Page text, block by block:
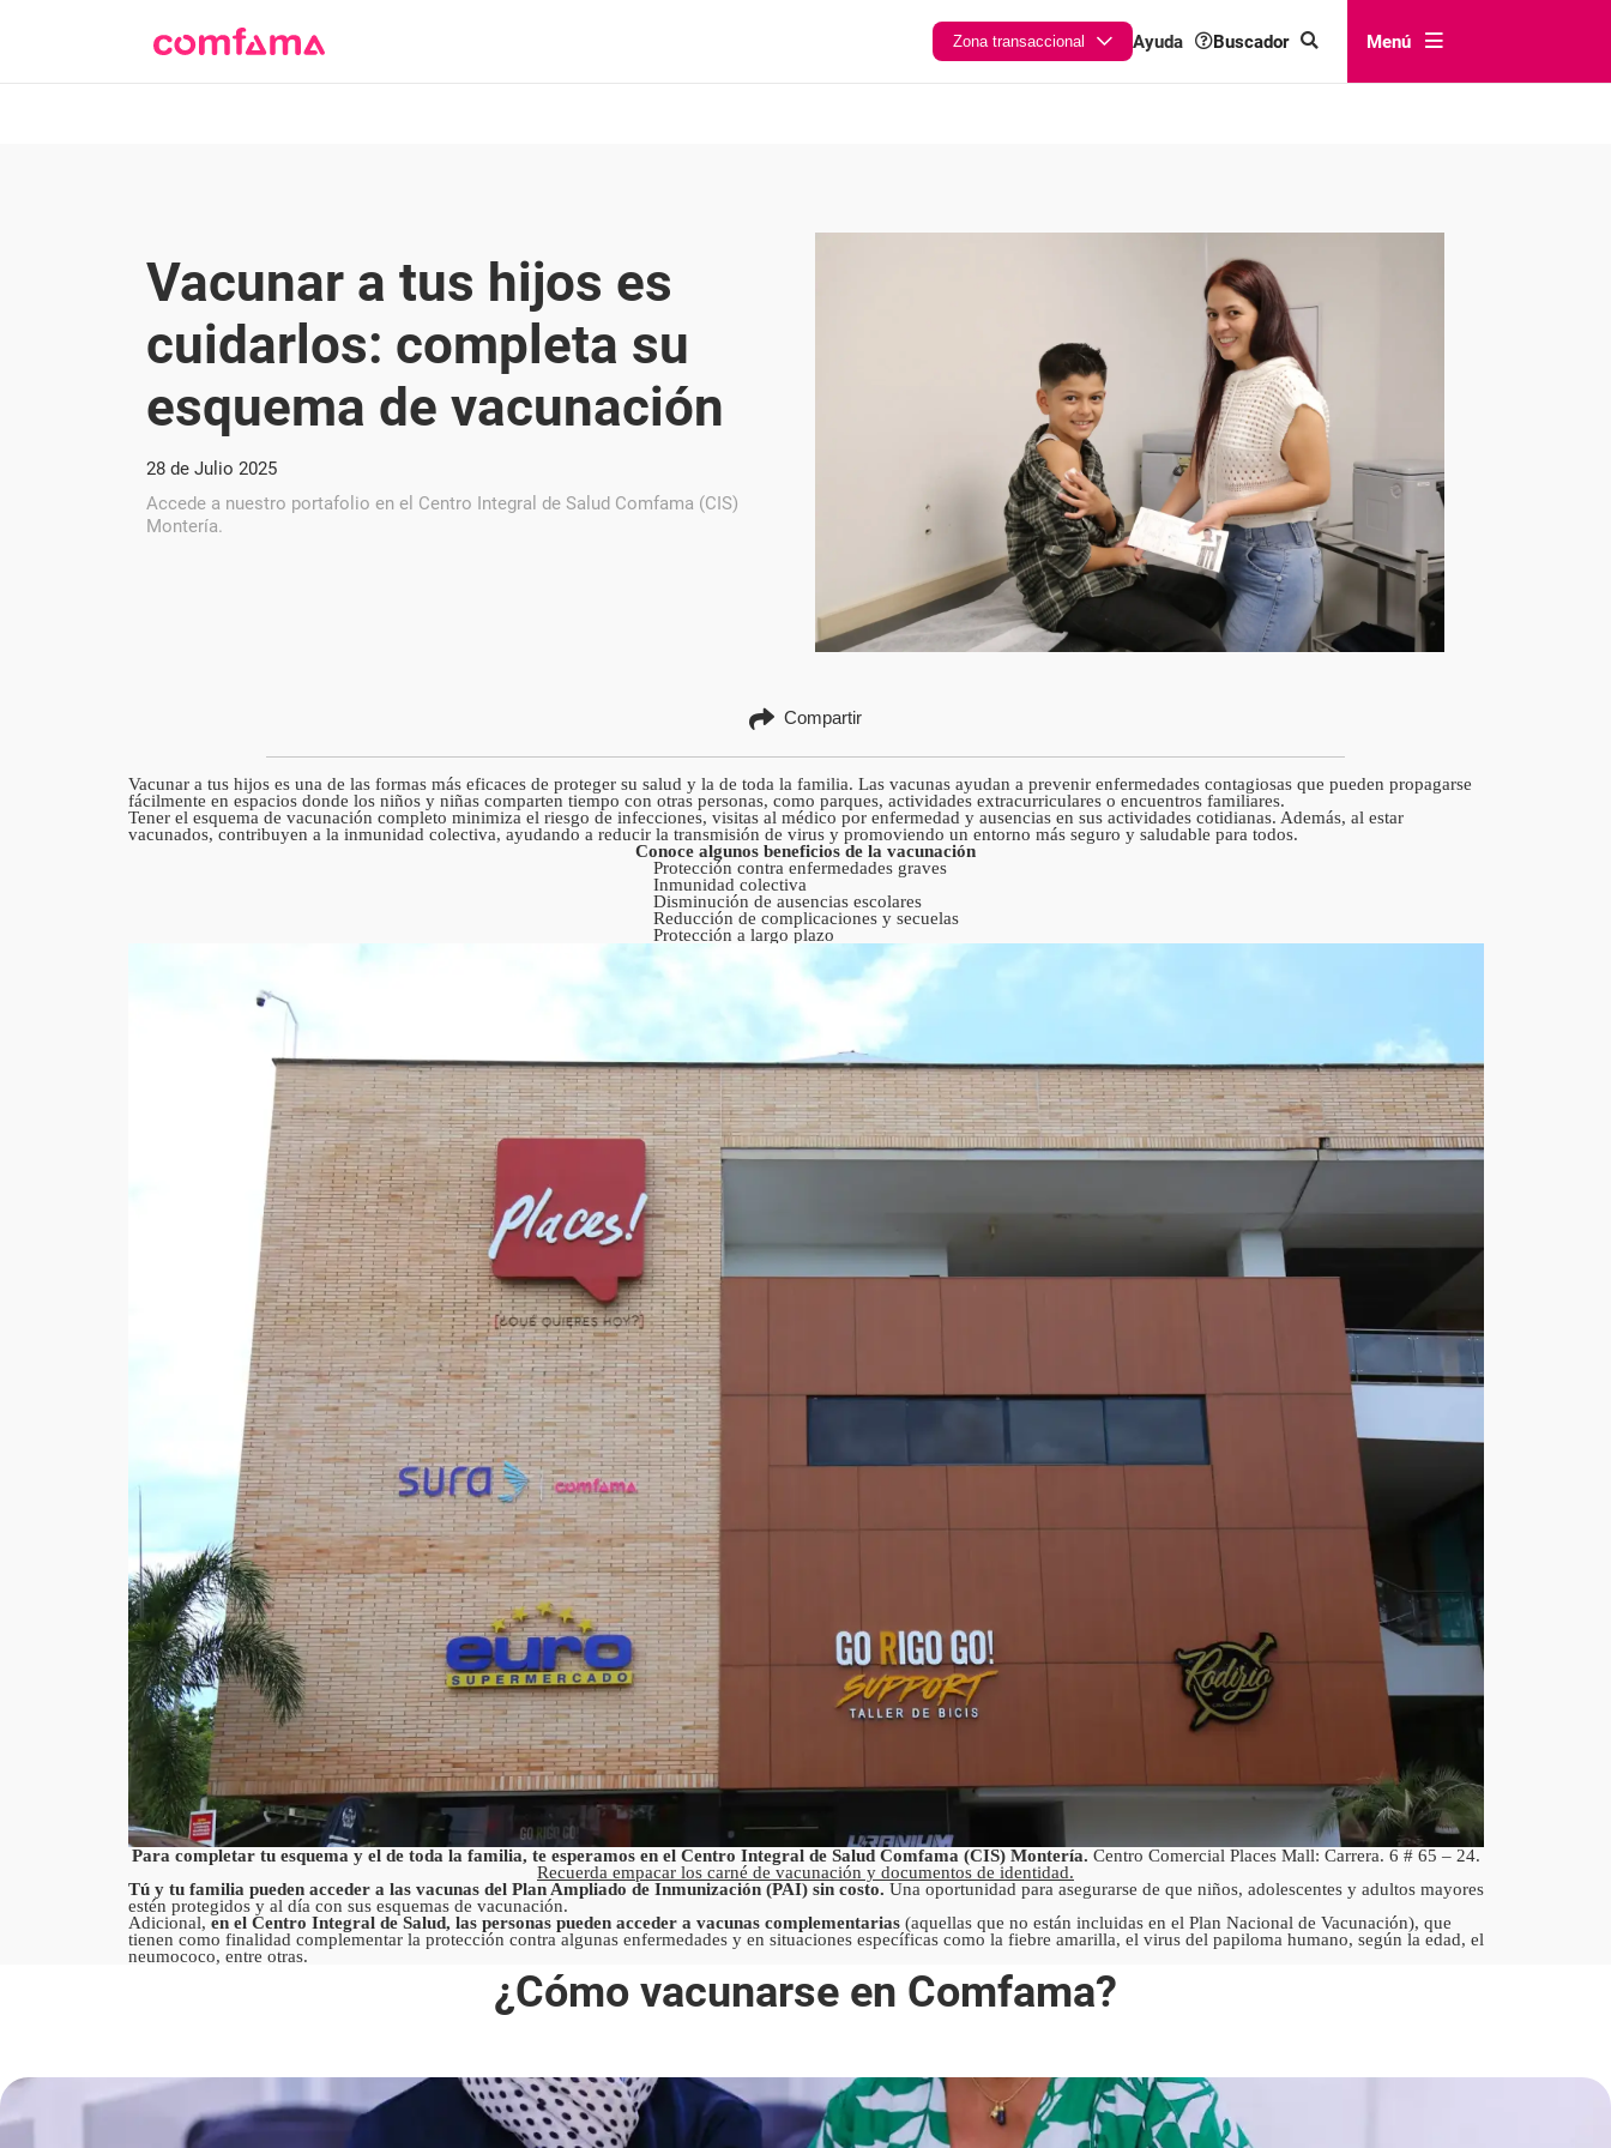
Zona transaccional Ayuda Buscador Menú
Vacunar a tus hijos es
cuidarlos: completa su
esquema de vacunación
28 de Julio 2025
Accede a nuestro portafolio en el Centro Integral de Salud Comfama (CIS)
Montería.
Compartir
Vacunar a tus hijos es una de las formas más eficaces de proteger su salud y la de toda la familia. Las vacunas ayudan a prevenir enfermedades contagiosas que pueden propagarse
fácilmente en espacios donde los niños y niñas comparten tiempo con otras personas, como parques, actividades extracurriculares o encuentros familiares.
Tener el esquema de vacunación completo minimiza el riesgo de infecciones, visitas al médico por enfermedad y ausencias en sus actividades cotidianas. Además, al estar
vacunados, contribuyen a la inmunidad colectiva, ayudando a reducir la transmisión de virus y promoviendo un entorno más seguro y saludable para todos.
Conoce algunos beneficios de la vacunación
Protección contra enfermedades graves
Inmunidad colectiva
Disminución de ausencias escolares
Reducción de complicaciones y secuelas
Protección a largo plazo
Para completar tu esquema y el de toda la familia, te esperamos en el Centro Integral de Salud Comfama (CIS) Montería. Centro Comercial Places Mall: Carrera. 6 # 65 – 24.
Recuerda empacar los carné de vacunación y documentos de identidad.
Tú y tu familia pueden acceder a las vacunas del Plan Ampliado de Inmunización (PAI) sin costo. Una oportunidad para asegurarse de que niños, adolescentes y adultos mayores
estén protegidos y al día con sus esquemas de vacunación.
Adicional, en el Centro Integral de Salud, las personas pueden acceder a vacunas complementarias(aquellas que no están incluidas en el Plan Nacional de Vacunación), que
tienen como finalidad complementar la protección contra algunas enfermedades y en situaciones específicas como la fiebre amarilla, el virus del papiloma humano, según la edad, el
neumococo, entre otras.
¿Cómo vacunarse en Comfama?